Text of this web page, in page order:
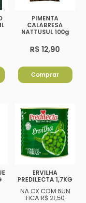
PIMENTA
CALABRESA
NATTUSUL 100g
R$ 12,90
Comprar
ERVILHA
PREDILECTA 1,7KG
NA CX COM 6UN
FICA R$ 21,50